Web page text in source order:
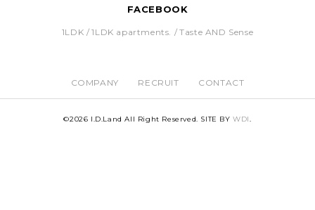
FACEBOOK
1LDK 1LDK apartments. Taste AND Sense
COMPANY RECRUIT CONTACT
©2026 I.D.Land All Right Reserved. SITE BYWDI.